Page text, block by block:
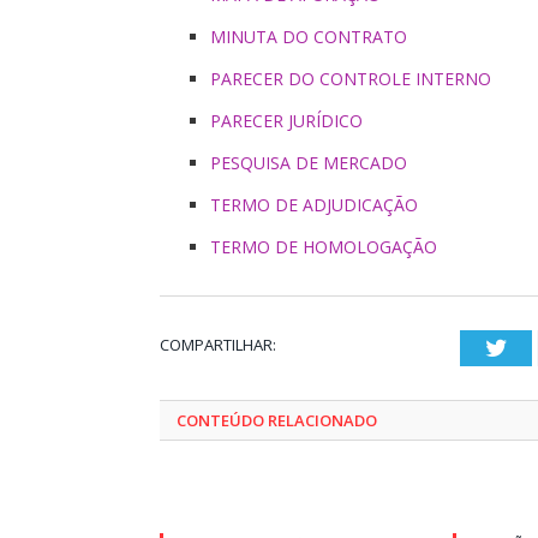
MINUTA DO CONTRATO
PARECER DO CONTROLE INTERNO
PARECER JURÍDICO
PESQUISA DE MERCADO
TERMO DE ADJUDICAÇÃO
TERMO DE HOMOLOGAÇÃO
COMPARTILHAR:
CONTEÚDO RELACIONADO